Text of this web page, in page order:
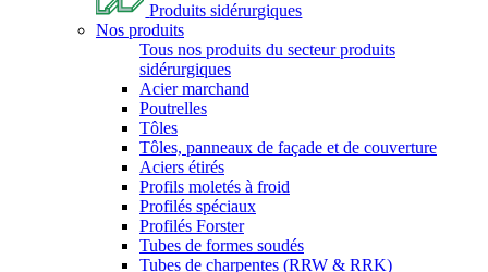
Produits sidérurgiques
Nos produits
Tous nos produits du secteur produits
sidérurgiques
Acier marchand
Poutrelles
Tôles
Tôles, panneaux de façade et de couverture
Aciers étirés
Profils moletés à froid
Profilés spéciaux
Profilés Forster
Tubes de formes soudés
Tubes de charpentes (RRW & RRK)